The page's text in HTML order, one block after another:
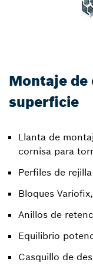
Montaje de
superficie
Llanta de
cornisa para
Perfiles de
Bloques
Anillos de
Equilibrio
Casquillo de